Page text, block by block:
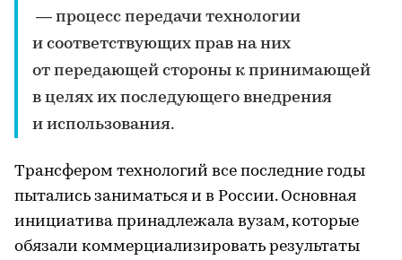
— процесс передачи технологии
и соответствующих прав на них
от передающей стороны к принимающей
в целях их последующего внедрения
и использования.
Трансфером технологий все последние годы
пытались заниматься и в России. Основная
инициатива принадлежала вузам, которые
обязали коммерциализировать результаты